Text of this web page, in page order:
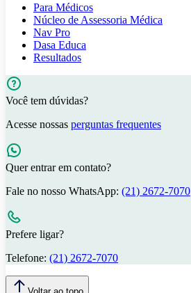
Para Médicos
Núcleo de Assessoria Médica
Nav Pro
Dasa Educa
Resultados
Você tem dúvidas?
Acesse nossas perguntas frequentes
Quer entrar em contato?
Fale no nosso WhatsApp: (21) 2672-7070
Prefere ligar?
Telefone: (21) 2672-7070